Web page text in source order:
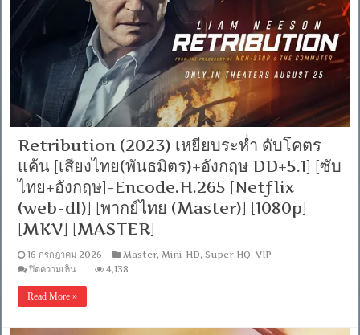
[Netflix
(web-
dl)]-
[พากย์
ไทย
บรรยาย
ไทย]
[1080p]
[MKV]
[MASTER]
Retribution (2023) เหยียบระห่ำ ดับโคตร
แค้น [เสียงไทย(พันธมิตร)+อังกฤษ DD+5.1] [ซับ
ไทย+อังกฤษ]-Encode.H.265 [Netflix
(web-dl)] [พากย์ไทย (Master)] [1080p]
[MKV] [MASTER]
16 กรกฎาคม 2026 Master,Mini-HD,Super HQ,VIP
ปิดความเห็นบน
เหยียบ
4,138
Read More »